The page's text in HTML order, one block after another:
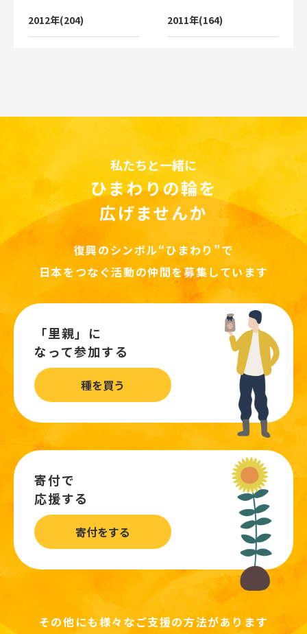
2012年(204) 2011年(164)
私たちと一緒に
ひまわりの輪を
広げませんか
復興のシンボル“ひまわり”で
日本をつなぐ活動の仲間を募集しています
「里親」に
なって参加する
種を買う
寄付で
応援する
寄付をする
その他にも様々なご支援の方法があります